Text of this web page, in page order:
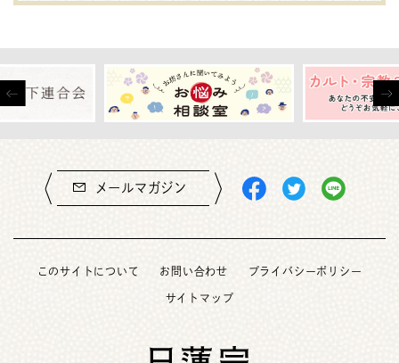
メールマガジン
このサイトについて お問い合わせ プライバシーポリシー
サイトマップ